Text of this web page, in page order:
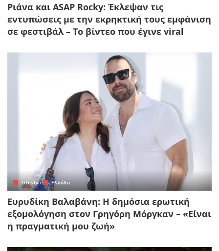
Ριάνα και ASAP Rocky: Έκλεψαν τις
εντυπώσεις με την εκρηκτική τους εμφάνιση
σε φεστιβάλ – Το βίντεο που έγινε viral
Lifestyle Ελλάδα
Ευρυδίκη Βαλαβάνη: Η δημόσια ερωτική
εξομολόγηση στον Γρηγόρη Μόργκαν – «Είναι
η πραγματική μου ζωή»